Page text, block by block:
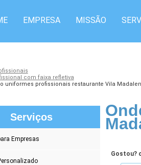
EMPRESA MISSÃO
com faixa refletiva
uniformes profissionais restaurante Vila
Serviços
Empresas
Gostou?